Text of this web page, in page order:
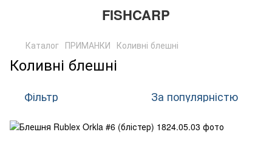
FISHCARP
Каталог ПРИМАНКИ Коливні блешні
Коливні блешні
Фільтр За популярністю